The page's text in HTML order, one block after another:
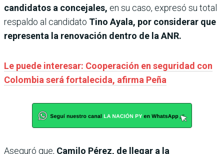
candidatos a concejales, en su caso, expresó su total
respaldo al candidato Tino Ayala, por considerar que
representa la renovación dentro de la ANR.
Le puede interesar: Cooperación en seguridad con
Colombia será fortalecida, afirma Peña
Aseguró que, Camilo Pérez, de llegar a la